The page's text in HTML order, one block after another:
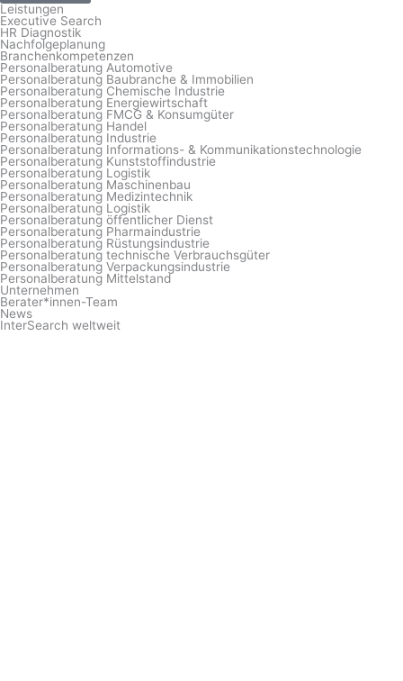
Leistungen
Executive Search
HR Diagnostik
Nachfolgeplanung
Branchenkompetenzen
Personalberatung Automotive
Personalberatung Baubranche & Immobilien
Personalberatung Chemische Industrie
Personalberatung Energiewirtschaft
Personalberatung FMCG & Konsumgüter
Personalberatung Handel
Personalberatung Industrie
Personalberatung Informations- & Kommunikationstechnologie
Personalberatung Kunststoffindustrie
Personalberatung Logistik
Personalberatung Maschinenbau
Personalberatung Medizintechnik
Personalberatung Logistik
Personalberatung öffentlicher Dienst
Personalberatung Pharmaindustrie
Personalberatung Rüstungsindustrie
Personalberatung technische Verbrauchsgüter
Personalberatung Verpackungsindustrie
Personalberatung Mittelstand
Unternehmen
Berater*innen-Team
News
InterSearch weltweit